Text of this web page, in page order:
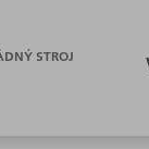
STROJ